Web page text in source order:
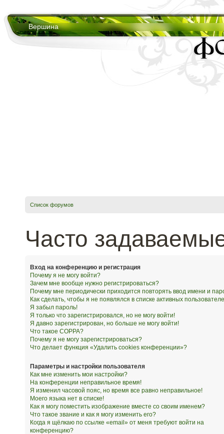
Вершина
Список форумов
Часто
Вход на конференцию и регистрация
Почему я не могу войти?
Зачем мне вообще нужно регистрироваться?
Почему мне периодически приходится повторять ввод имени и
Как сделать, чтобы я не появлялся в списке активных
Я забыл пароль!
Я только что зарегистрировался, но не могу войти!
Я давно зарегистрирован, но больше не могу войти!
Что такое COPPA?
Почему я не могу зарегистрироваться?
Что делает функция «Удалить cookies конференции»?
Параметры и настройки пользователя
Как мне изменить мои настройки?
На конференции неправильное время!
Я изменил часовой пояс, но время все равно неправильное!
Моего языка нет в списке!
Как я могу поместить изображение вместе со своим именем?
Что такое звание и как я могу изменить его?
Когда я щёлкаю по ссылке «email» от меня требуют войти на
конференцию?